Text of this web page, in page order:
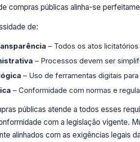
compras públicas alinha-se
de:
– Todos os atos
– Processos devem ser
– Uso de ferramentas digitais
– Conformidade com normas e
públicas atende a todos esses
com a legislação vigente.
alinhados com as exigências legais